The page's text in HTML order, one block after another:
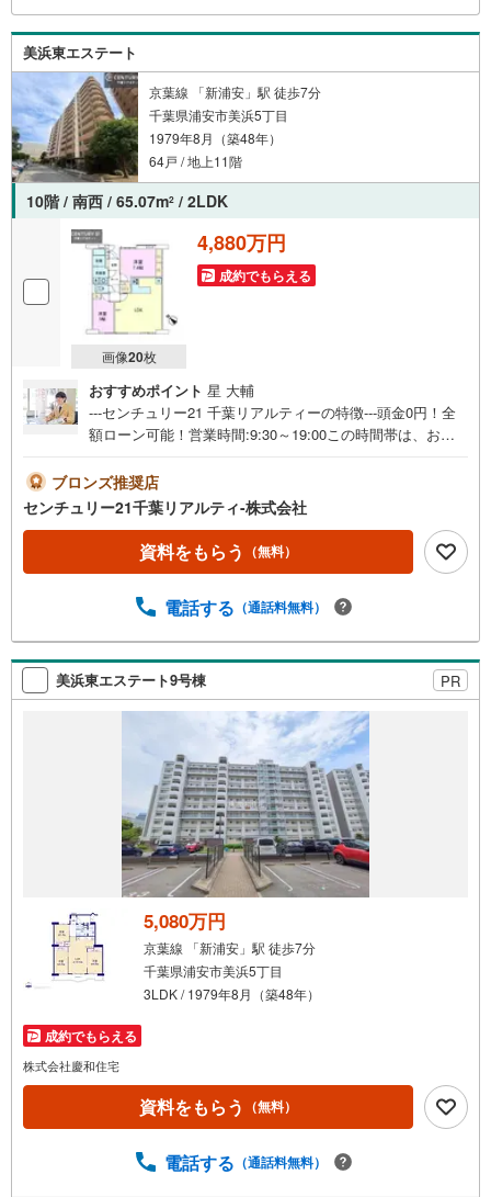
美浜東エステート
京葉線 「新浦安」駅 徒歩7分
千葉県浦安市美浜5丁目
1979年8月（築48年）
64戸 / 地上11階
10階 / 南西 / 65.07m2 / 2LDK
画像20枚
4,880万円
成約でもらえる
おすすめポイント 星 大輔
---センチュリー21 千葉リアルティーの特徴---頭金0円！全
額ローン可能！営業時間:9:30～19:00この時間帯は、お電
約で当日見学が可能です●（1）［室内・現地を見学する］
をクリック！（2）本日～4日以内をご希望の方は 「ご要
望・ご質問欄」に希望日時をご記入ください！物件情報だ
けでなく、周辺環境等も一緒にご案内いたします。写真で
見る外観・室内の雰囲気は違います。ぜひ現地で実際にご
が選ばれるポイント》●複数路線利用可能な千葉駅より徒歩
制家を買う前から買った後までトータルプランニングのご
提案をいたします。購入に向けてわからないこと、不安な
こと、お聞かせください。弊社の専門スタッフがご納得い
ただけるまでお付き合いさせていただきます。その他ご希
望がございましたら、お客様のご要望をお聞かせくださ
ブロンズ推奨店
センチュリー21千葉リアルティ-株式会社
資料をもらう （無料）
電話する （通話料無料）
美浜東エステート9号棟 PR
5,080万円
京葉線 「新浦安」駅 徒歩7分
千葉県浦安市美浜5丁目
3LDK / 1979年8月（築48年）
成約でもらえる
株式会社慶和住宅
資料をもらう （無料）
電話する （通話料無料）